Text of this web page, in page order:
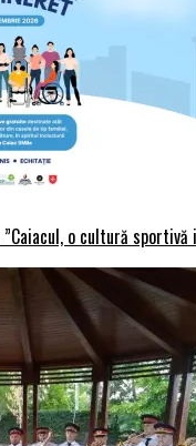
o cultură